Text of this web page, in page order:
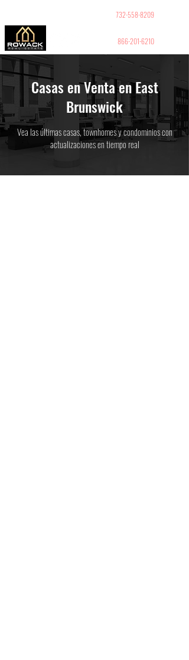
732-558-8209
866-201-6210
Casas en Venta en East
Brunswick
Vea las últimas casas, townhomes y condominios con
actualizaciones en tiempo real